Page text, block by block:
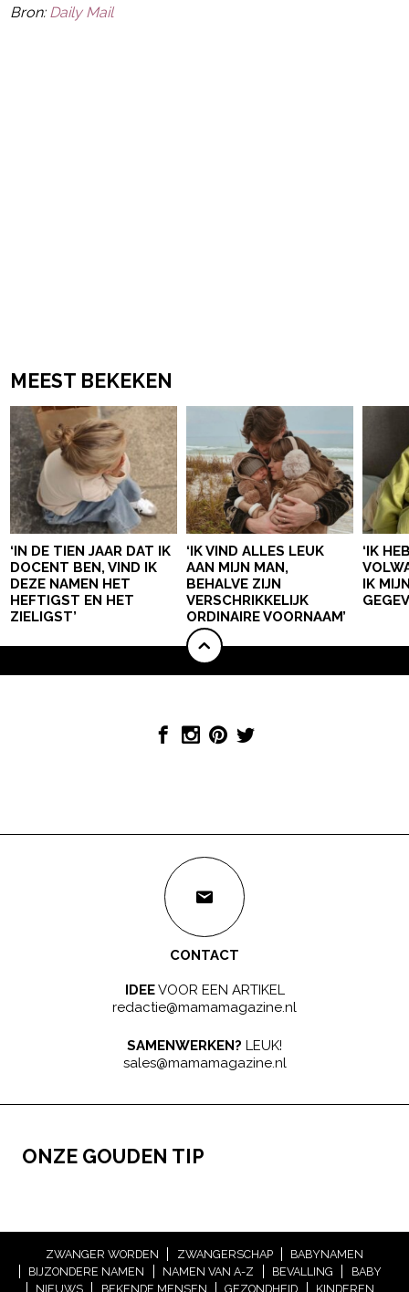
Bron: Daily Mail
MEEST BEKEKEN
‘IN DE TIEN JAAR DAT IK
DOCENT BEN, VIND IK
DEZE NAMEN HET
HEFTIGST EN HET
ZIELIGST’
‘IK VIND ALLES LEUK
AAN MIJN MAN,
BEHALVE ZIJN
VERSCHRIKKELIJK
ORDINAIRE VOORNAAM’
‘IK
IK
CONTACT
IDEEVOOR EEN ARTIKEL
redactie@mamamagazine.nl
SAMENWERKEN? LEUK!
sales@mamamagazine.nl
ONZE GOUDEN TIP
ZWANGER WORDEN ZWANGERSCHAP
BABYNAMEN
BIJZONDERE NAMEN
NAMEN VAN A-Z BEVALLING
BABY
NIEUWS
BEKENDE MENSEN GEZONDHEID KINDEREN